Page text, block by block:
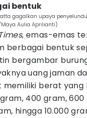
bentuk
gagalkan upaya
Aulia Aprilianti)
, emas-emas
berbagai bentuk
bergambar
uang jaman
berat yang
400 gram, 600
hingga 10.000